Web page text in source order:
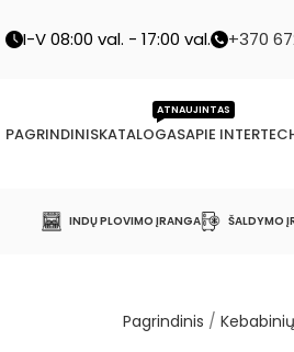
I-V 08:00 val. - 17:00 val. +370
PAGRINDINISKATALOGAS
ATNAUJINTAS
APIE
INDŲ PLOVIMO ĮRANGA ŠALDYMO
Pagrindinis /